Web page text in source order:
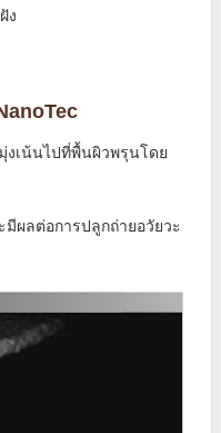
ง
งเน้นไปที่พื้นผิวพรุนโดย
ผลต่อการปลูกถ่ายอวัยวะ